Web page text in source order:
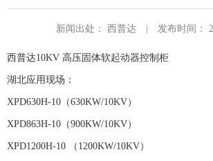
新闻出处： 西普达 | 发布时间：
西普达10KV 高压固体软起动器控制柜
湖北应用现场：
XPD630H-10（630KW/10KV）
XPD863H-10（900KW/10KV）
XPD1200H-10 （1200KW/10KV）